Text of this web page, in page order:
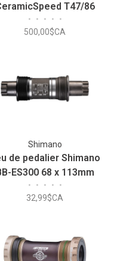
T47/86
47X86/85 FSA
24mm
• • • • •
500,00$CA
Shimano
de pedalier Shimano
ES300 68 x 113mm
(Anglais)
• • • • •
32,99$CA